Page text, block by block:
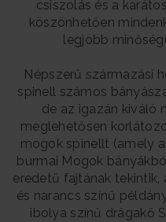
csiszolás és a
köszönhetően
legjobb
Népszerű származási
spinell számos
de az igazán kiváló
meglehetősen
mogok spinellt (amely
burmai Mogok
eredetű fajtának tekintik,
és narancs színű
ibolya színű drágakő